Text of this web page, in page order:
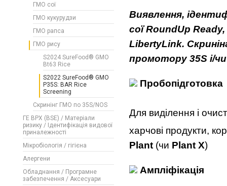
ГМО сої
ГМО кукурудзи
ГМО рапса
ГМО рису
S2024 SureFood® GMO
Bt63 Rice
S2022 SureFood® GMO
P35S: BAR Rice
Screening
Скринінг ГМО по 35S/NOS
ГЕ ВРХ (BSE) / Матеріали
ризику / Ідентифікація видової
приналежності
Мікробіологія / гігієна
Алергени
Обладнання / Програмне
забезпечення / Аксесуари
Виявлення, і
сої RoundUp Ready,
LibertyLink. Скрині
промотору 35S і/ч
Пробопідготовка
Для виділення і
харчові продукти,
Plant (чи Plant X)
Ампліфікація